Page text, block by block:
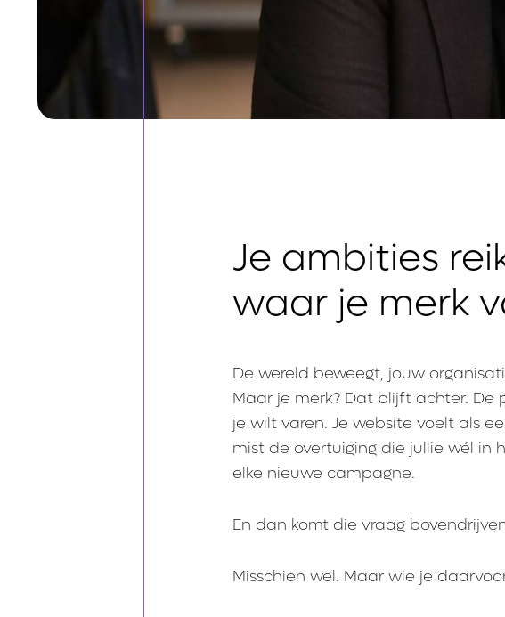
Je ambities
waar je merk
De wereld beweegt, jouw
Maar je merk? Dat blijft achter. De
je wilt varen. Je website voelt als
mist de overtuiging die jullie wél in
elke nieuwe campagne.
En dan komt die vraag
Misschien wel. Maar wie je